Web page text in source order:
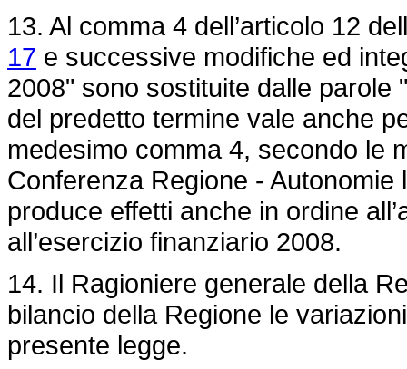
13. Al comma 4 dell’articolo 12
17 e successive modifiche ed
2008" sono sostituite dalle parole
del predetto termine vale anche
medesimo comma 4, secondo le
Conferenza Regione -
produce effetti anche in ordine
all’esercizio finanziario 2008.
14. Il Ragioniere generale della
bilancio della Regione le
presente legge.